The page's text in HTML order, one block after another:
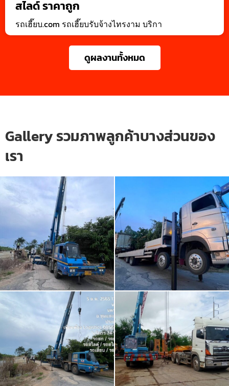
สไลด์ ราคาถูก
รถเฮี๊ยบ.com รถเฮี๊ยบรับจ้างไทรงาม บริกา
ดูผลงานทั้งหมด
Gallery รวมภาพลูกค้าบางส่วนของ
เรา